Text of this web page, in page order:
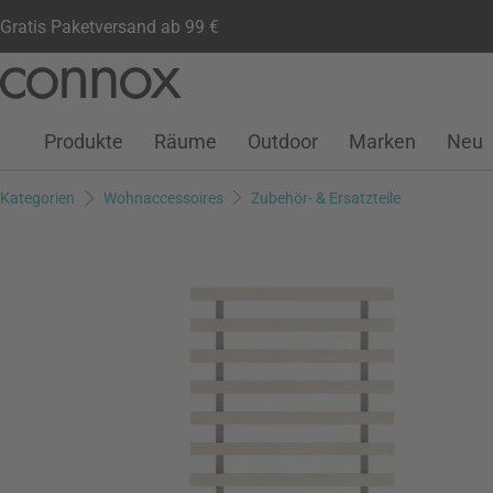
Gratis Paketversand ab 99 €
Seiteninhalt
Suchfeld
Kundenkonto
Wunschliste
Warenkorb
Produkte Räume Outdoor Marken Neu
Kategorien Wohnaccessoires Zubehör- & Ersatzteile